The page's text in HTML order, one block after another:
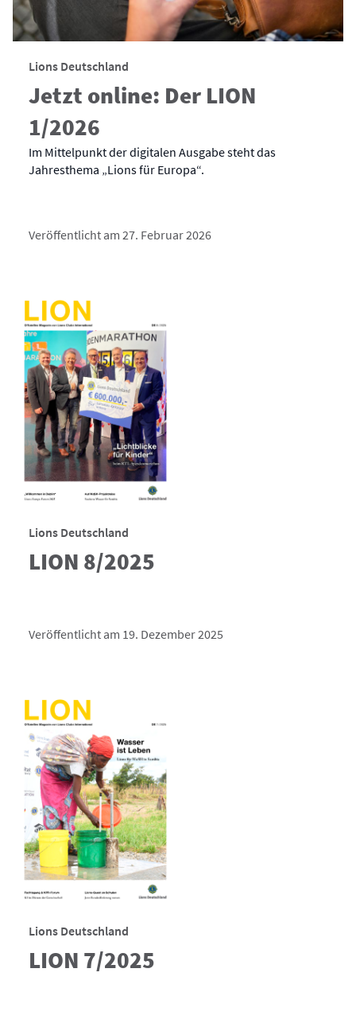
Lions Deutschland
Jetzt online: Der LION
1/2026
Im Mittelpunkt der digitalen Ausgabe steht das
Jahresthema „Lions für Europa“.
Veröffentlicht am 27. Februar 2026
Lions Deutschland
LION 8/2025
Veröffentlicht am 19. Dezember 2025
Lions Deutschland
LION 7/2025